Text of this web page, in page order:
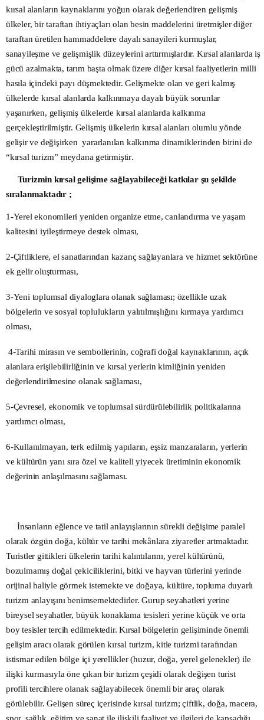
kırsal alanların kaynaklarını yoğun olarak değerlendiren gelişmiş
ülkeler, bir taraftan ihtiyaçları olan besin maddelerini üretmişler diğer
taraftan üretilen hammaddelere dayalı sanayileri kurmuşlar,
sanayileşme ve gelişmişlik düzeylerini arttırmışlardır. Kırsal alanlarda iş
gücü azalmakta, tarım başta olmak üzere diğer kırsal faaliyetlerin milli
hasıla içindeki payı düşmektedir. Gelişmekte olan ve geri kalmış
ülkelerde kırsal alanlarda kalkınmaya dayalı büyük sorunlar
yaşanırken, gelişmiş ülkelerde kırsal alanlarda kalkınma
gerçekleştirilmiştir. Gelişmiş ülkelerin kırsal alanları olumlu yönde
gelişir ve değişirken yararlanılan kalkınma dinamiklerinden birini de
“kırsal turizm” meydana getirmiştir.
Turizmin kırsal gelişime sağlayabileceği katkılar şu şekilde
sıralanmaktadır ;
1-Yerel ekonomileri yeniden organize etme, canlandırma ve yaşam
kalitesini iyileştirmeye destek olması,
2-Çiftliklere, el sanatlarından kazanç sağlayanlara ve hizmet sektörüne
ek gelir oluşturması,
3-Yeni toplumsal diyaloglara olanak sağlaması; özellikle uzak
bölgelerin ve sosyal toplulukların yalıtılmışlığını kırmaya yardımcı
olması,
4-Tarihi mirasın ve sembollerinin, coğrafi doğal kaynaklarının, açık
alanlara erişilebilirliğinin ve kırsal yerlerin kimliğinin yeniden
değerlendirilmesine olanak sağlaması,
5-Çevresel, ekonomik ve toplumsal sürdürülebilirlik politikalarına
yardımcı olması,
6-Kullanılmayan, terk edilmiş yapıların, eşsiz manzaraların, yerlerin
ve kültürün yanı sıra özel ve kaliteli yiyecek üretiminin ekonomik
değerinin anlaşılmasını sağlaması.
İnsanların eğlence ve tatil anlayışlarının sürekli değişime paralel
olarak özgün doğa, kültür ve tarihi mekânlara ziyaretler artmaktadır.
Turistler gittikleri ülkelerin tarihi kalıntılarını, yerel kültürünü,
bozulmamış doğal çekiciliklerini, bitki ve hayvan türlerini yerinde
orijinal haliyle görmek istemekte ve doğaya, kültüre, topluma duyarlı
turizm anlayışını benimsemektedirler. Gurup seyahatleri yerine
bireysel seyahatler, büyük konaklama tesisleri yerine küçük ve orta
boy tesisler tercih edilmektedir. Kırsal bölgelerin gelişiminde önemli
gelişim aracı olarak görülen kırsal turizm, kitle turizmi tarafından
istismar edilen bölge içi yerellikler (huzur, doğa, yerel gelenekler) ile
ilişki kurmasıyla öne çıkan bir turizm çeşidi olarak değişen turist
profili tercihlere olanak sağlayabilecek önemli bir araç olarak
görülebilir. Gelişen süreç içerisinde kırsal turizm; çiftlik, doğa, macera,